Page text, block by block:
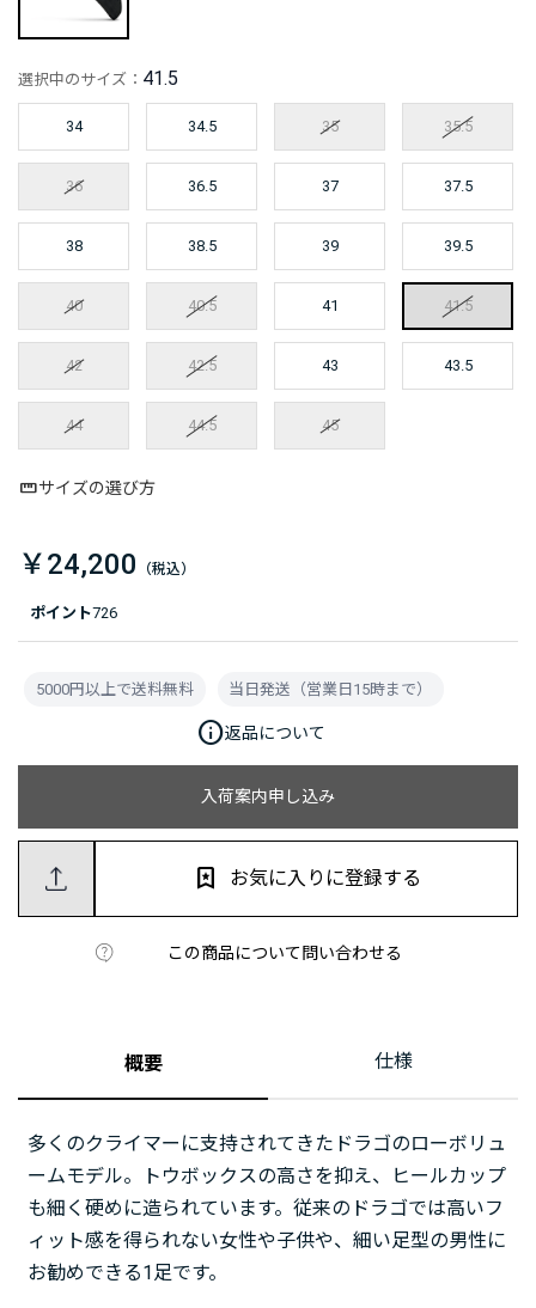
ポイント726
選択中のサイズ： 41.5
34 34.5 35 35.5
36 36.5 37 37.5
38 38.5 39 39.5
40 40.5 41 41.5
42 42.5 43 43.5
44 44.5 45
サイズの選び方
￥24,200
入荷案内申し込み
この商品について問い合わせる
お気に入りに登録する
5000円以上で送料無料 当日発送（営業日15時まで）
info返品について
概要 仕様
多くのクライマーに支持されてきたドラゴのローボリュ
ームモデル。トウボックスの高さを抑え、ヒールカップ
も細く硬めに造られています。従来のドラゴでは高いフ
ィット感を得られない女性や子供や、細い足型の男性に
お勧めできる1足です。